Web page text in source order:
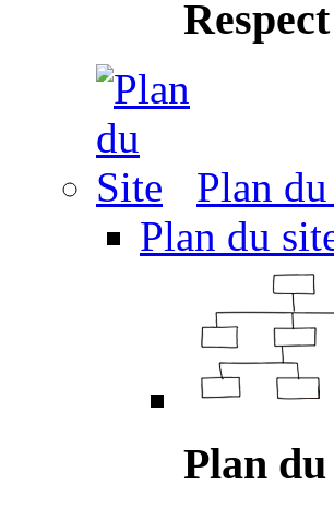
Plan
Plan du
Plan